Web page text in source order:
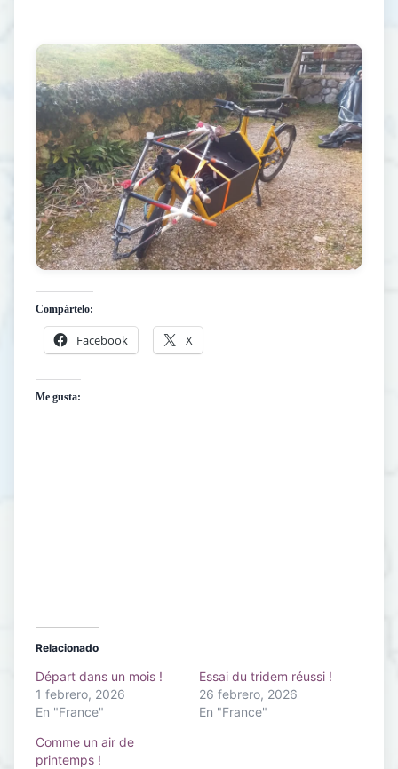
Compártelo:
Facebook X
Me gusta:
Relacionado
Départ dans un mois !
1 febrero, 2026
En "France"
Essai du tridem réussi !
26 febrero, 2026
En "France"
Comme un air de
printemps !